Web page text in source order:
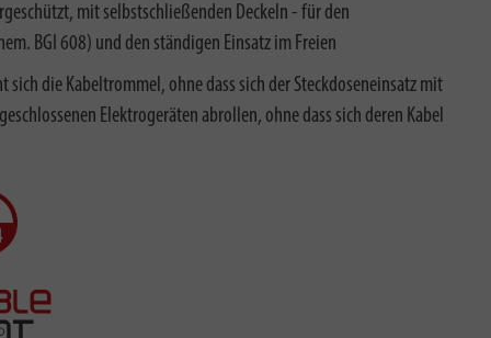
mit selbstschließenden Deckeln - für den
BGI 608) und den ständigen Einsatz im Freien
die Kabeltrommel, ohne dass sich der Steckdoseneinsatz mit
Elektrogeräten abrollen, ohne dass sich deren Kabel